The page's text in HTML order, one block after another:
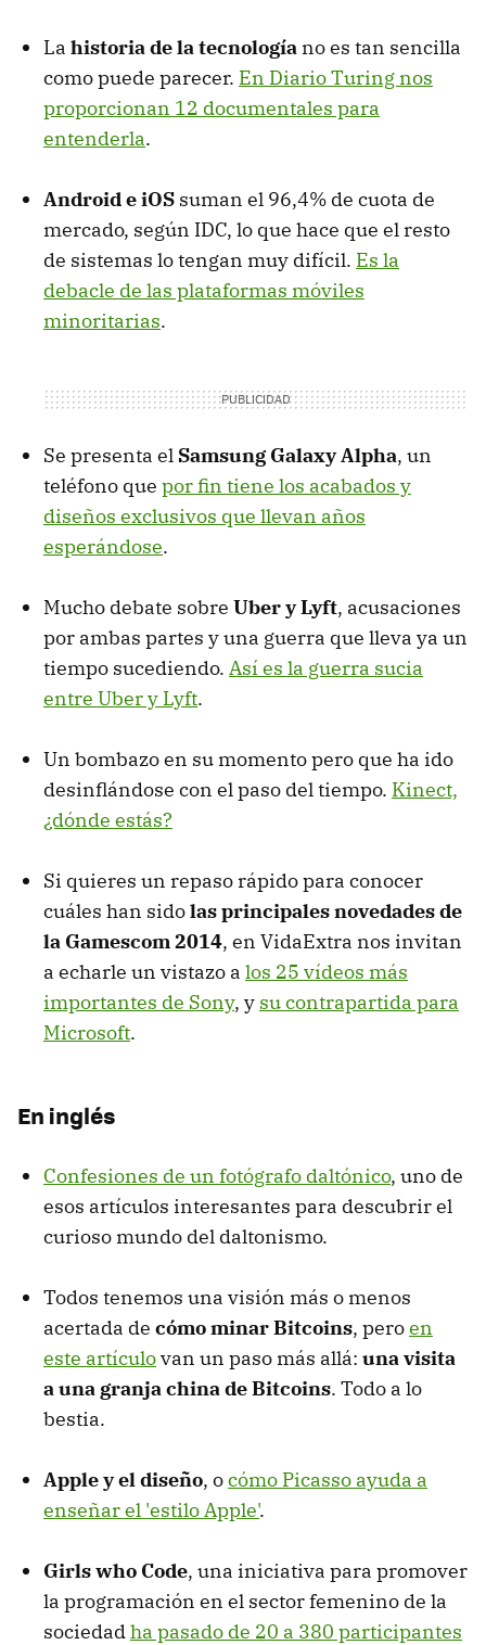
La historia de la tecnología no es tan sencilla
como puede parecer. En Diario Turing nos
proporcionan 12 documentales para
entenderla.
Android e iOS suman el 96,4% de cuota de
mercado, según IDC, lo que hace que el resto
de sistemas lo tengan muy difícil. Es la
debacle de las plataformas móviles
minoritarias.
Se presenta el Samsung Galaxy Alpha, un
teléfono que por fin tiene los acabados y
diseños exclusivos que llevan años
esperándose.
Mucho debate sobre Uber y Lyft, acusaciones
por ambas partes y una guerra que lleva ya un
tiempo sucediendo. Así es la guerra sucia
entre Uber y Lyft.
Un bombazo en su momento pero que ha ido
desinflándose con el paso del tiempo. Kinect,
¿dónde estás?
Si quieres un repaso rápido para conocer
cuáles han sidolas principales novedades de
la Gamescom 2014, en VidaExtra nos invitan
a echarle un vistazo a los 25 vídeos más
importantes de Sony, y su contrapartida para
Microsoft.
En inglés
Confesiones de un fotógrafo daltónico, uno de
esos artículos interesantes para descubrir el
curioso mundo del daltonismo.
Todos tenemos una visión más o menos
acertada de cómo minar Bitcoins, peroen
este artículovan un paso más allá: una visita
a una granja china de Bitcoins. Todo a lo
bestia.
Apple y el diseño, ocómo Picasso ayuda a
enseñar el 'estilo Apple'.
Girls who Code, una iniciativa para promover
la programación en el sector femenino de la
sociedadha pasado de 20 a 380 participantes